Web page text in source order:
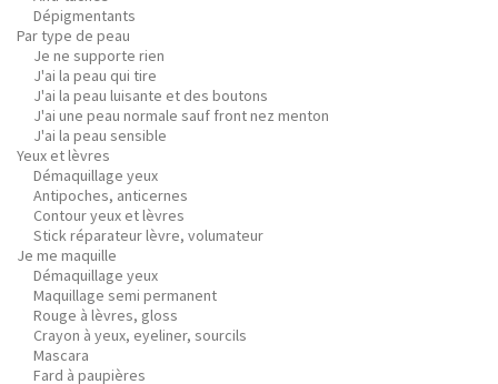
Dépigmentants
Par type de peau
Je ne supporte rien
J'ai la peau qui tire
J'ai la peau luisante et des boutons
J'ai une peau normale sauf front nez menton
J'ai la peau sensible
Yeux et lèvres
Démaquillage yeux
Antipoches, anticernes
Contour yeux et lèvres
Stick réparateur lèvre, volumateur
Je me maquille
Démaquillage yeux
Maquillage semi permanent
Rouge à lèvres, gloss
Crayon à yeux, eyeliner, sourcils
Mascara
Fard à paupières